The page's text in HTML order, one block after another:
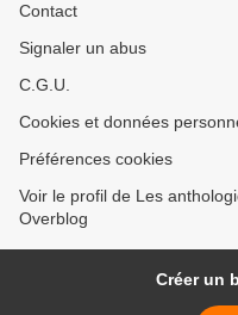
Contact
Signaler un abus
C.G.U.
Cookies et données
Préférences cookies
Voir le profil de Les
Overblog
Créer un